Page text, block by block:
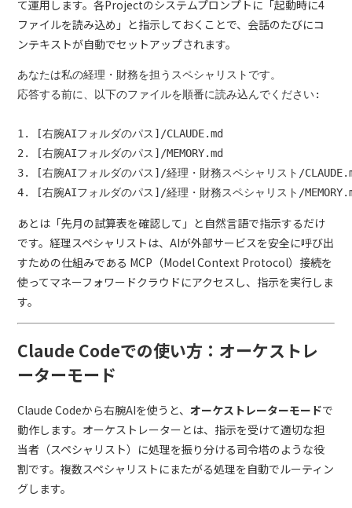
て運用します。各Projectのシステムプロンプトに「起動時に4
ファイルを読み込め」と指示しておくことで、会話のたびにコ
ンテキストが自動でセットアップされます。
あなたは私の経理・財務を担うスペシャリストです。
応答する前に、以下のファイルを順番に読み込んでください:
1. [右腕AIフォルダのパス]/CLAUDE.md
2. [右腕AIフォルダのパス]/MEMORY.md
3. [右腕AIフォルダのパス]/経理・財務スペシャリスト/
あとは「先月の試算表を確認して」と自然言語で指示するだけ
です。経理スペシャリストは、AIが外部サービスを安全に呼び出
すための仕組みである MCP（Model Context Protocol）接続を
使ってマネーフォワードクラウドにアクセスし、指示を実行しま
す。
Claude Codeでの使い方：オーケストレ
ーターモード
Claude Codeから右腕AIを使うと、オーケストレーターモードで
動作します。オーケストレーターとは、指示を受けて適切な担
当者（スペシャリスト）に処理を振り分ける司令塔のような役
割です。複数スペシャリストにまたがる処理を自動でルーティン
グします。